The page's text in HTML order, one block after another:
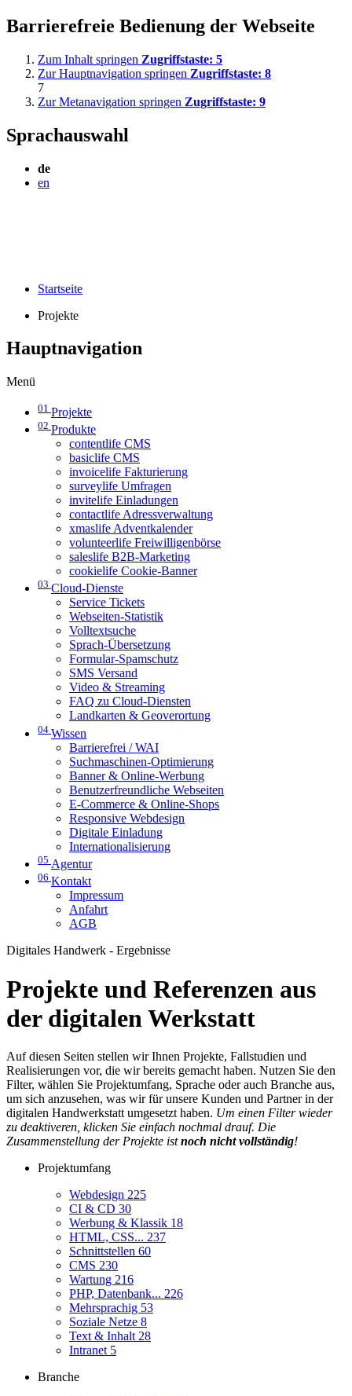
Barrierefreie Bedienung der Webseite
Zum Inhalt springen Zugriffstaste: 5
Zur Hauptnavigation springen Zugriffstaste: 8
7
Zur Metanavigation springen Zugriffstaste: 9
Sprachauswahl
de
en
Startseite
Projekte
Hauptnavigation
Menü
01 Projekte
02 Produkte
contentlife CMS
basiclife CMS
invoicelife Fakturierung
surveylife Umfragen
invitelife Einladungen
contactlife Adressverwaltung
xmaslife Adventkalender
volunteerlife Freiwilligenbörse
saleslife B2B-Marketing
cookielife Cookie-Banner
03 Cloud-Dienste
Service Tickets
Webseiten-Statistik
Volltextsuche
Sprach-Übersetzung
Formular-Spamschutz
SMS Versand
Video & Streaming
FAQ zu Cloud-Diensten
Landkarten & Geoverortung
04 Wissen
Barrierefrei / WAI
Suchmaschinen-Optimierung
Banner & Online-Werbung
Benutzerfreundliche Webseiten
E-Commerce & Online-Shops
Responsive Webdesign
Digitale Einladung
Internationalisierung
05 Agentur
06 Kontakt
Impressum
Anfahrt
AGB
Digitales Handwerk - Ergebnisse
Projekte und Referenzen aus
der digitalen Werkstatt
Auf diesen Seiten stellen wir Ihnen Projekte, Fallstudien und
Realisierungen vor, die wir bereits gemacht haben. Nutzen Sie den
Filter, wählen Sie Projektumfang, Sprache oder auch Branche aus,
um sich anzusehen, was wir für unsere Kunden und Partner in der
digitalen Handwerkstatt umgesetzt haben. Um einen Filter wieder
zu deaktiveren, klicken Sie einfach nochmal drauf. Die
Zusammenstellung der Projekte istnoch nicht vollständig!
Projektumfang
Webdesign 225
CI & CD 30
Werbung & Klassik 18
HTML, CSS... 237
Schnittstellen 60
CMS 230
Wartung 216
PHP, Datenbank... 226
Mehrsprachig 53
Soziale Netze 8
Text & Inhalt 28
Intranet 5
Branche